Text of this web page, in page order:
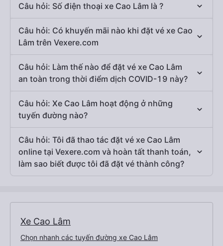
Câu hỏi: Số điện thoại xe Cao Lâm là ?
Câu hỏi: Có khuyến mãi nào khi đặt vé xe Cao
Lâm trên Vexere.com
Câu hỏi: Làm thế nào để đặt vé xe Cao Lâm
an toàn trong thời điểm dịch COVID-19 này?
Câu hỏi: Xe Cao Lâm hoạt động ở những
tuyến đường nào?
Câu hỏi: Tôi đã thao tác đặt vé xe Cao Lâm
online tại Vexere.com và hoàn tất thanh toán,
làm sao biết được tôi đã đặt vé thành công?
Xe Cao Lâm
Chọn nhanh các tuyến đường xe Cao Lâm